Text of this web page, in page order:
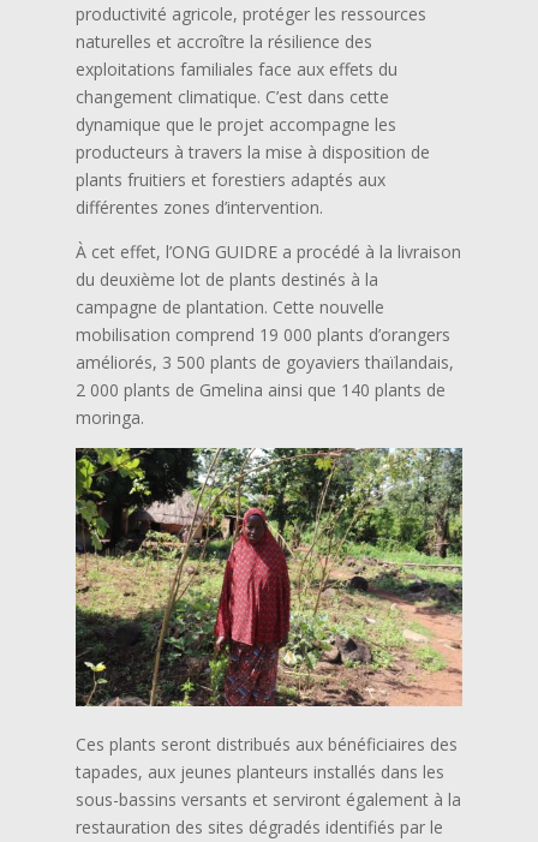
productivité agricole, protéger les ressources
naturelles et accroître la résilience des
exploitations familiales face aux effets du
changement climatique. C’est dans cette
dynamique que le projet accompagne les
producteurs à travers la mise à disposition de
plants fruitiers et forestiers adaptés aux
différentes zones d’intervention.
À cet effet, l’ONG GUIDRE a procédé à la livraison
du deuxième lot de plants destinés à la
campagne de plantation. Cette nouvelle
mobilisation comprend 19 000 plants d’orangers
améliorés, 3 500 plants de goyaviers thaïlandais,
2 000 plants de Gmelina ainsi que 140 plants de
moringa.
Ces plants seront distribués aux bénéficiaires des
tapades, aux jeunes planteurs installés dans les
sous-bassins versants et serviront également à la
restauration des sites dégradés identifiés par le